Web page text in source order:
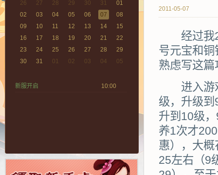
26
27 28 29 30 31
01
02
03 04 05 06 07
08
09
10 11 12 13 14
15
16
17 18 19 20 21
22
23
24 25 26 27 28
29
30
31 01 02 03 04 05
新服开启 10:00
2011-05-07
经过我2
号元宝和
熟虑写这
进入游戏
级，升级
升到10级
养1次才
惠），大
25左右（9